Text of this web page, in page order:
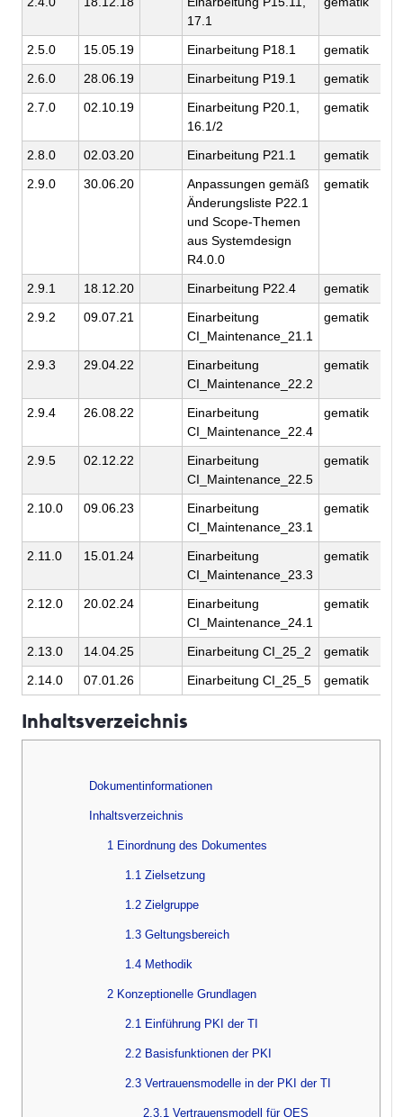
17.1
2.5.0 15.05.19 Einarbeitung P18.1
gematik
2.6.0
28.06.19 Einarbeitung P19.1
gematik
2.7.0
02.10.19
Einarbeitung P20.1,
16.1/2
gematik
2.8.0 02.03.20 Einarbeitung P21.1
gematik
2.9.0
30.06.20
Anpassungen gemäß
Änderungsliste P22.1
und Scope-Themen
aus Systemdesign
R4.0.0
gematik
2.9.1 18.12.20 Einarbeitung P22.4
gematik
2.9.2
09.07.21
Einarbeitung
CI_Maintenance_21.1
gematik
2.9.3 29.04.22
Einarbeitung
CI_Maintenance_22.2
gematik
2.9.4 26.08.22
Einarbeitung
CI_Maintenance_22.4
gematik
2.9.5 02.12.22
Einarbeitung
CI_Maintenance_22.5
gematik
2.10.0 09.06.23
Einarbeitung
CI_Maintenance_23.1
gematik
2.11.0 15.01.24
Einarbeitung
CI_Maintenance_23.3
gematik
2.12.0 20.02.24
Einarbeitung
CI_Maintenance_24.1
gematik
2.13.0 14.04.25 Einarbeitung CI_25_2
gematik
2.14.0
07.01.26 Einarbeitung CI_25_5 gematik
Inhaltsverzeichnis
Dokumentinformationen
Inhaltsverzeichnis
1 Einordnung des Dokumentes
1.1 Zielsetzung
1.2 Zielgruppe
1.3 Geltungsbereich
1.4 Methodik
2 Konzeptionelle Grundlagen
2.1 Einführung PKI der TI
2.2 Basisfunktionen der PKI
2.3 Vertrauensmodelle in der PKI der TI
2.3.1 Vertrauensmodell für QES